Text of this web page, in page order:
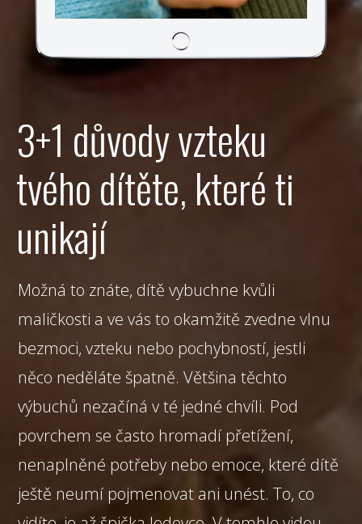
3+1 důvody vzteku
tvého dítěte, které ti
unikají
Možná to znáte, dítě vybuchne kvůli
maličkosti a ve vás to okamžitě zvedne vlnu
bezmoci, vzteku nebo pochybností, jestli
něco neděláte špatně. Většina těchto
výbuchů nezačíná v té jedné chvíli. Pod
povrchem se často hromadí přetížení,
nenaplněné potřeby nebo emoce, které dítě
ještě neumí pojmenovat ani unést. To, co